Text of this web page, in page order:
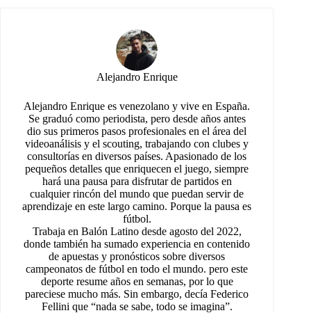
Alejandro Enrique
Alejandro Enrique es venezolano y vive en España.
Se graduó como periodista, pero desde años antes
dio sus primeros pasos profesionales en el área del
videoanálisis y el scouting, trabajando con clubes y
consultorías en diversos países. Apasionado de los
pequeños detalles que enriquecen el juego, siempre
hará una pausa para disfrutar de partidos en
cualquier rincón del mundo que puedan servir de
aprendizaje en este largo camino. Porque la pausa es
fútbol.
Trabaja en Balón Latino desde agosto del 2022,
donde también ha sumado experiencia en contenido
de apuestas y pronósticos sobre diversos
campeonatos de fútbol en todo el mundo. pero este
deporte resume años en semanas, por lo que
pareciese mucho más. Sin embargo, decía Federico
Fellini que “nada se sabe, todo se imagina”.